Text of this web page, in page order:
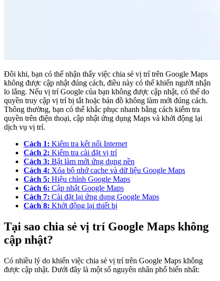
Đôi khi, bạn có thể nhận thấy việc chia sẻ vị trí trên Google Maps
không được cập nhật đúng cách, điều này có thể khiến người nhận
lo lắng. Nếu vị trí Google của bạn không được cập nhật, có thể do
quyền truy cập vị trí bị tắt hoặc bản đồ không làm mới đúng cách.
Thông thường, bạn có thể khắc phục nhanh bằng cách kiểm tra
quyền trên điện thoại, cập nhật ứng dụng Maps và khởi động lại
dịch vụ vị trí.
Cách 1: Kiểm tra kết nối Internet
Cách 2: Kiểm tra cài đặt vị trí
Cách 3: Bật làm mới ứng dụng nền
Cách 4: Xóa bộ nhớ cache và dữ liệu Google Maps
Cách 5: Hiệu chỉnh Google Maps
Cách 6: Cập nhật Google Maps
Cách 7: Cài đặt lại ứng dụng Google Maps
Cách 8: Khởi động lại thiết bị
Tại sao chia sẻ vị trí Google Maps không
cập nhật?
Có nhiều lý do khiến việc chia sẻ vị trí trên Google Maps không
được cập nhật. Dưới đây là một số nguyên nhân phổ biến nhất: